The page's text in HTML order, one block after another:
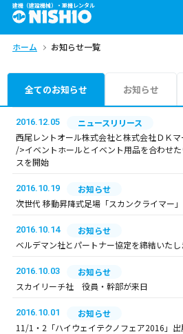
建機（建設機械）・重機レンタル
商品一覧
問合せ依頼リスト
エリア情報を見る
中部 関西
九州・沖縄（外部）
ホーム お知らせ一覧
全てのお知らせ お知らせ
2016.12.05
ニュースリリース
西尾レントオール株式会社と株式会社ＤＫ
/>イベントホールとイベント用品を合わせ
スを開始
2016.10.19
お知らせ
次世代 移動昇降式足場「スカンクライマー
2016.10.14
お知らせ
ベルデマン社とパートナー協定を締結いたし
2016.10.03
お知らせ
スカイリーチ社 役員・幹部が来日
2016.10.01
お知らせ
11/1・2「ハイウェイテクノフェア2016」